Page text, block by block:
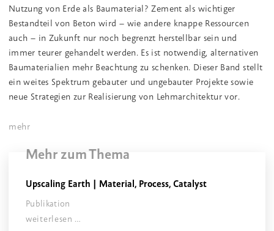
Nutzung von Erde als Baumaterial? Zement als wichtiger
Bestandteil von Beton wird – wie andere knappe Ressourcen
auch – in Zukunft nur noch begrenzt herstellbar sein und
immer teurer gehandelt werden. Es ist notwendig, alternativen
Baumaterialien mehr Beachtung zu schenken. Dieser Band stellt
ein weites Spektrum gebauter und ungebauter Projekte sowie
neue Strategien zur Realisierung von Lehmarchitektur vor.
mehr
Mehr zum Thema
Upscaling Earth | Material, Process, Catalyst
Publikation
weiterlesen …